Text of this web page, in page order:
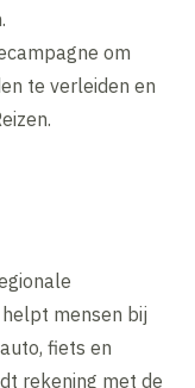
om
te verleiden en
mensen bij
fiets en
rekening met de